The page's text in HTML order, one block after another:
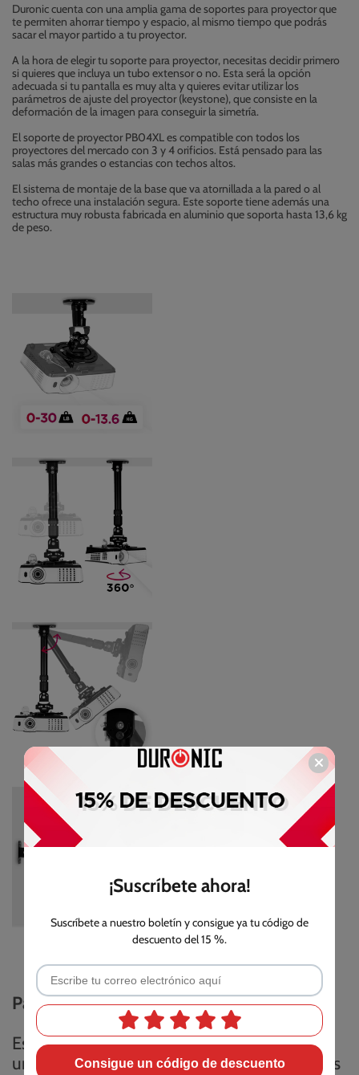
Duronic cuenta con una amplia gama de soportes para proyector que
te permiten ahorrar tiempo y espacio, al mismo tiempo que podrás
sacar el mayor partido a tu proyector.
A la hora de elegir tu soporte para proyector, necesitas decidir primero
si quieres que incluya un tubo extensor o no. Esta será la opción
adecuada si tu pantalla es muy alta y quieres evitar utilizar los
parámetros de ajuste del proyector (keystone), que consiste en la
deformación de la imagen para conseguir la simetría.
El soporte de proyector PB04XL es compatible con todos los
proyectores del mercado con 3 y 4 orificios. Está pensado para las
salas más grandes o estancias con techos altos.
El sistema de montaje de la base que va atornillada a la pared o al
techo ofrece una instalación segura. Este soporte tiene además una
estructura muy robusta fabricada en aluminio que soporta hasta 13,6 kg
de peso.
Para proyectores de cualquier tipo de tiro
Este soporte para proyector pequeño tiene
un ángulo de inclinación de 180° que puedes
¡Suscríbete ahora!
Suscríbete a nuestro boletín y consigue ya tu código de
descuento del 15 %.
Consigue un código de descuento